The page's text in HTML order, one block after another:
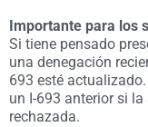
Importante para los
Si tiene pensado
una denegación
693 esté
un I-693 anterior si
rechazada.